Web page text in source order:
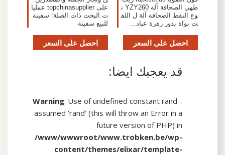
طهي الصحافة آلة YZY260 ن
وع النفط الصحافة آلة ل اللف
ت نواة بذور زهرة عباد...
احصل على السعر
على topchinasupplier عمليا
ت البحث ذات الصلة: سفينة
للبيع سفينة
احصل على السعر
قد يعجبك ايضا:
Warning: Use of undefined constant rand -
assumed 'rand' (this will throw an Error in a
future version of PHP) in
/www/wwwroot/www.trobken.be/wp-
content/themes/elixar/template-